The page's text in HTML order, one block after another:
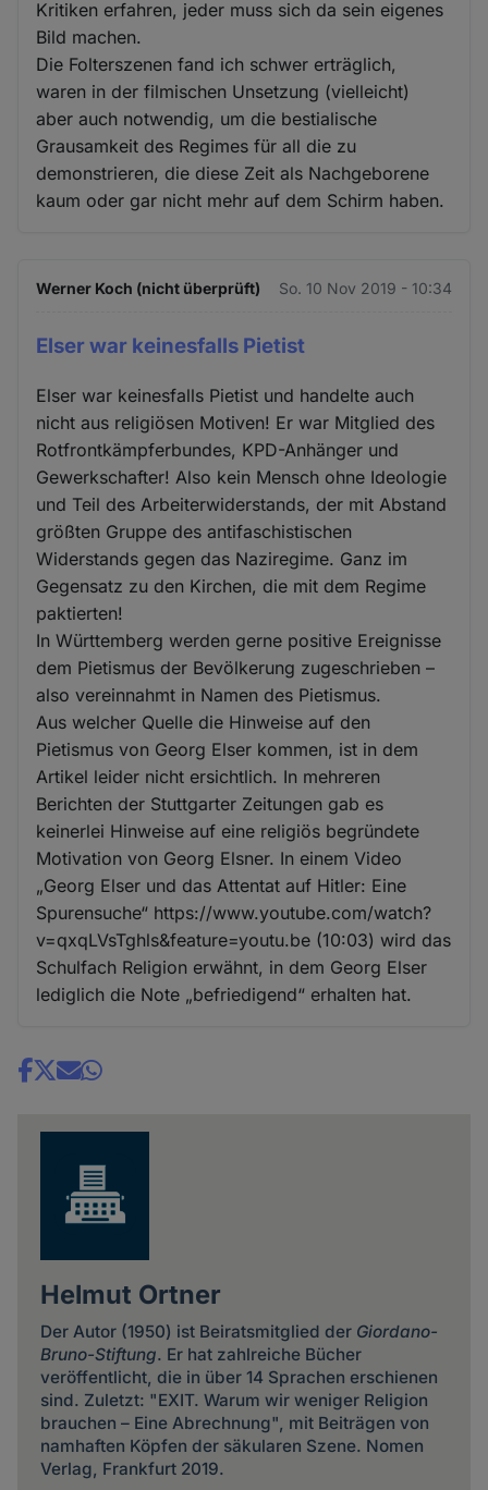
Kritiken erfahren, jeder muss sich da sein eigenes
Bild machen.
Die Folterszenen fand ich schwer erträglich,
waren in der filmischen Unsetzung (vielleicht)
aber auch notwendig, um die bestialische
Grausamkeit des Regimes für all die zu
demonstrieren, die diese Zeit als Nachgeborene
kaum oder gar nicht mehr auf dem Schirm haben.
Werner Koch (nicht überprüft) So. 10 Nov 2019 - 10:34
Elser war keinesfalls Pietist
Elser war keinesfalls Pietist und handelte auch
nicht aus religiösen Motiven! Er war Mitglied des
Rotfrontkämpferbundes, KPD-Anhänger und
Gewerkschafter! Also kein Mensch ohne Ideologie
und Teil des Arbeiterwiderstands, der mit Abstand
größten Gruppe des antifaschistischen
Widerstands gegen das Naziregime. Ganz im
Gegensatz zu den Kirchen, die mit dem Regime
paktierten!
In Württemberg werden gerne positive Ereignisse
dem Pietismus der Bevölkerung zugeschrieben –
also vereinnahmt in Namen des Pietismus.
Aus welcher Quelle die Hinweise auf den
Pietismus von Georg Elser kommen, ist in dem
Artikel leider nicht ersichtlich. In mehreren
Berichten der Stuttgarter Zeitungen gab es
keinerlei Hinweise auf eine religiös begründete
Motivation von Georg Elsner. In einem Video
„Georg Elser und das Attentat auf Hitler: Eine
Spurensuche“ https://www.youtube.com/watch?
v=qxqLVsTghls&feature=youtu.be (10:03) wird das
Schulfach Religion erwähnt, in dem Georg Elser
lediglich die Note „befriedigend“ erhalten hat.
Share
Helmut Ortner
Der Autor (1950) ist Beiratsmitglied der Giordano-
Bruno-Stiftung. Er hat zahlreiche Bücher
veröffentlicht, die in über 14 Sprachen erschienen
sind. Zuletzt: "EXIT. Warum wir weniger Religion
brauchen – Eine Abrechnung", mit Beiträgen von
namhaften Köpfen der säkularen Szene. Nomen
Verlag, Frankfurt 2019.